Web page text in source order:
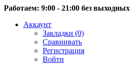
Работаем: 9:00 - 21:00 без выходных
Аккаунт
Закладки (0)
Сравнивать
Регистрация
Войти